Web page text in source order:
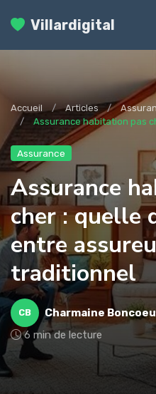
Villardigital
Accueil Articles
Assurance habitation pas
Assurance
Assurance
cher : quelle
entre
traditionnel
CB Charmaine
6 min de lecture